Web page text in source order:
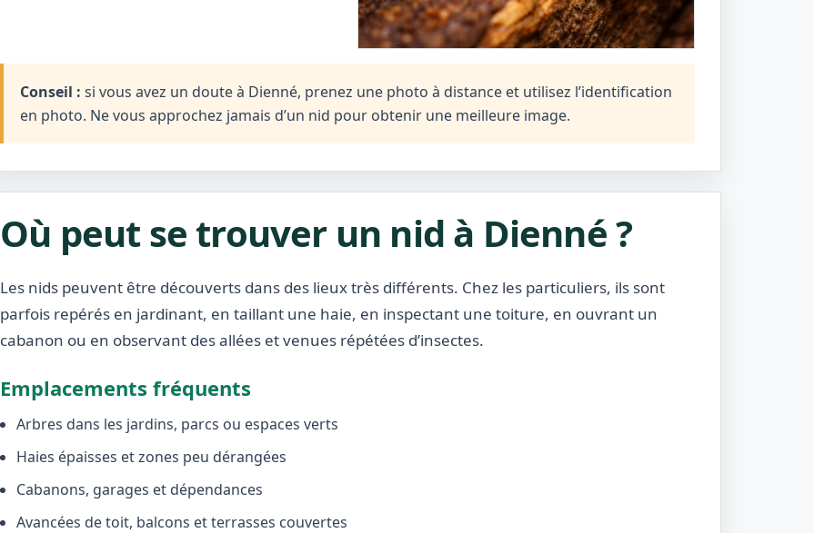
Conseil : si vous avez un doute à Dienné, prenez une photo à distance et utilisez l’identification
en photo. Ne vous approchez jamais d’un nid pour obtenir une meilleure image.
Où peut se trouver un nid à Dienné ?
Les nids peuvent être découverts dans des lieux très différents. Chez les particuliers, ils sont
parfois repérés en jardinant, en taillant une haie, en inspectant une toiture, en ouvrant un
cabanon ou en observant des allées et venues répétées d’insectes.
Emplacements fréquents
Arbres dans les jardins, parcs ou espaces verts
Haies épaisses et zones peu dérangées
Cabanons, garages et dépendances
Avancées de toit, balcons et terrasses couvertes